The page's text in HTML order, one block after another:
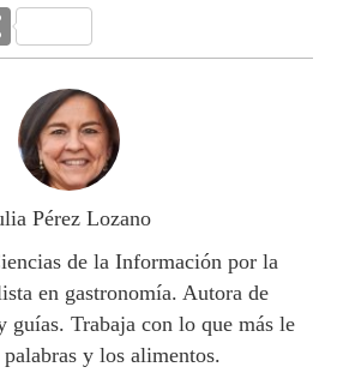
C
o
m
p
ar
ti
r
Pérez Lozano
de la Información por la
en gastronomía. Autora de
guías. Trabaja con lo que más le
palabras y los alimentos.